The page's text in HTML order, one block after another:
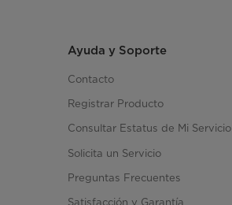
Ayuda y Soporte
Contacto
Registrar Producto
Consultar Estatus de Mi Servicio
Solicita un Servicio
Preguntas Frecuentes
Satisfacción y Garantía